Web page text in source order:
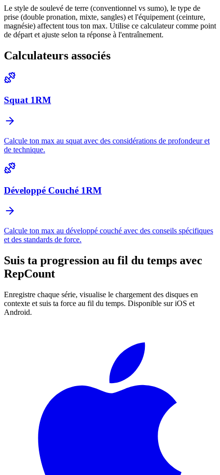
Le style de soulevé de terre (conventionnel vs sumo), le type de
prise (double pronation, mixte, sangles) et l'équipement (ceinture,
magnésie) affectent tous ton max. Utilise ce calculateur comme point
de départ et ajuste selon ta réponse à l'entraînement.
Calculateurs associés
Squat 1RM
Calcule ton max au squat avec des considérations de profondeur et
de technique.
Développé Couché 1RM
Calcule ton max au développé couché avec des conseils spécifiques
et des standards de force.
Suis ta progression au fil du temps avec
RepCount
Enregistre chaque série, visualise le chargement des disques en
contexte et suis ta force au fil du temps. Disponible sur iOS et
Android.